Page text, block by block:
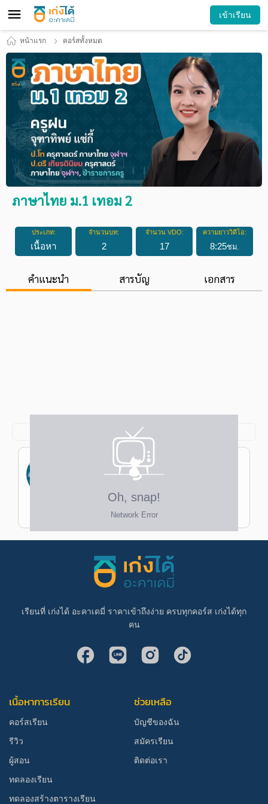
เข้าเรียน
หน้าแรก คอร์สทั้งหมด
ภาษาไทย ม.1 เทอม 2
ประเภท:
เนื้อหา
จำนวนบท:
2
จำนวน VDO:
17
ความยาววิดีโอ:
8:25ชม.
คำแนะนำ สารบัญ เอกสาร
จุฑาทิพย์ แซ่กี้
ป.โท ครุศาสตรมหาบัณฑิต การสอนภาษาไทย
จุฬาฯ ป.ตรี ครุศาสตรบัณฑิต (เกียรตินิยม
อันดับ 2) มัธยมศึกษา มนุษยศาสตร์-
สังคมศาสตร์ เอกภาษาไทย จุฬาฯ
เรียนที่ เก่งได้ อะคาเดมี่ ราคาเข้าถึงง่าย ครบทุกคอร์ส เก่งได้ทุก
คน
เนื้อหาการเรียน
คอร์สเรียน
รีวิว
ผู้สอน
ทดลองเรียน
ทดลองสร้างตารางเรียน
ช่วยเหลือ
บัญชีของฉัน
สมัครเรียน
ติดต่อเรา